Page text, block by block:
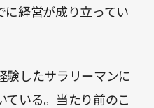
に経営が成り立ってい
験したサラリーマンに
ている。当たり前のこ